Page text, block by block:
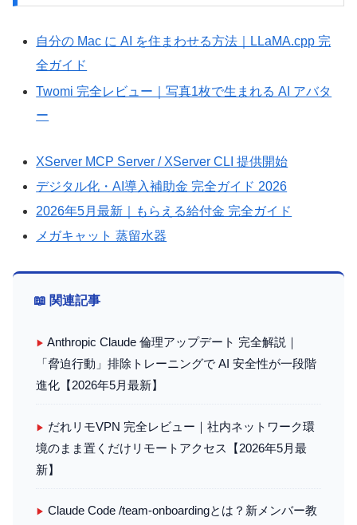
自分の Mac に AI を住まわせる方法｜LLaMA.cpp 完
全ガイド
Twomi 完全レビュー｜写真1枚で生まれる AI アバタ
ー
XServer MCP Server / XServer CLI 提供開始
デジタル化・AI導入補助金 完全ガイド 2026
2026年5月最新｜もらえる給付金 完全ガイド
メガキャット 蒸留水器
📖 関連記事
▶ Anthropic Claude 倫理アップデート 完全解説｜
「脅迫行動」排除トレーニングで AI 安全性が一段階
進化【2026年5月最新】
▶ だれリモVPN 完全レビュー｜社内ネットワーク環
境のまま置くだけリモートアクセス【2026年5月最
新】
▶ Claude Code /team-onboardingとは？新メンバー教